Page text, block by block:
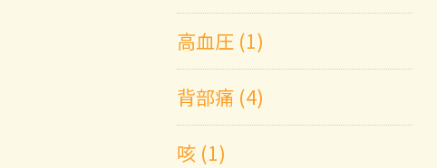
高血圧 (1)
背部痛 (4)
咳 (1)